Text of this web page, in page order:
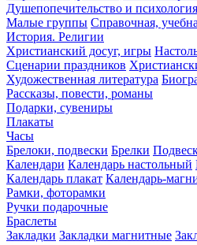
Душепопечительство и психология
Малые группы Справочная,
История. Религии
Христианский досуг, игры
Сценарии праздников
Художественная литература
Рассказы, повести, романы
Подарки, сувениры
Плакаты
Часы
Брелоки, подвески Брелки
Календари Календарь настольный
Календарь плакат Календарь-
Рамки, фоторамки
Ручки подарочные
Браслеты
Закладки Закладки магнитные